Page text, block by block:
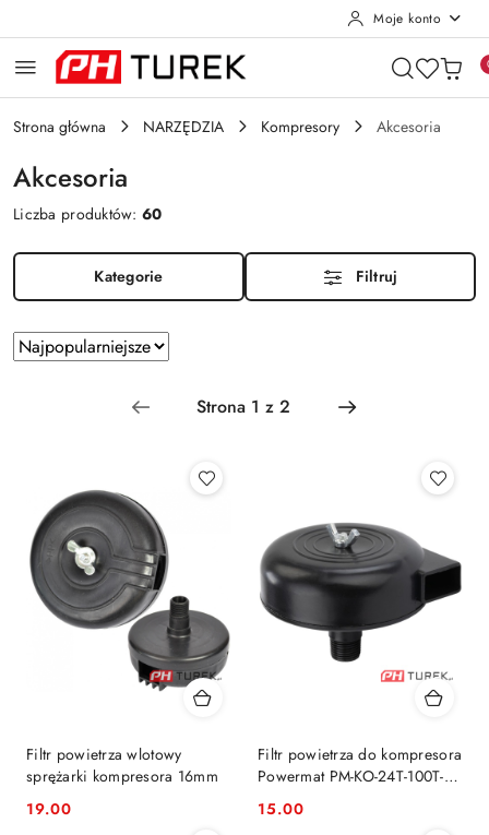
Moje konto
Strona główna NARZĘDZIA Kompresory Akcesoria
Akcesoria
Liczba produktów:60
Kategorie Filtruj
Zastosowano
sortowanie:
Najpopularniejsze.
Sortuj
według
Filtr powietrza wlotowy
sprężarki kompresora 16mm
Cena:
19.00
Filtr powietrza do kompresora
Powermat PM-KO-24T-100T-
V2-FI
Cena:
15.00